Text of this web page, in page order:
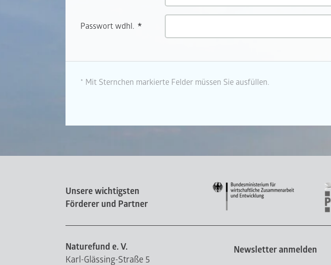
Passwort wdhl.
* Mit Sternchen markierte Felder müssen Sie ausfüllen.
Unsere wichtigsten
Förderer und Partner
Naturefund e. V.
Karl-Glässing-Straße 5
Newsletter anmelden